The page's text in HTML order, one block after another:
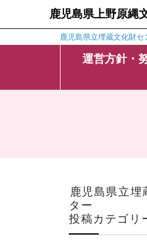
鹿児島県上野原縄
鹿児島県立埋蔵文化財セ
運営方針・
鹿児島県立埋
ター
投稿カテゴリ